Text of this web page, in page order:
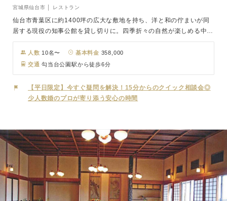
宮城県仙台市 │ レストラン
仙台市青葉区に約1400坪の広大な敷地を持ち、洋と和の佇まいが同
居する現役の知事公館を貸し切りに。四季折々の自然が楽しめる中庭
での挙式と、アンティークな内装や調度品が自慢の館内で家族・親族
中心の少人数での結婚式が叶います。歴史と気品を感じる迎賓館ウェ
ディングをどうぞ。{2026年11月までの結婚式が対象です)
人数 10名〜 基本料金 358,000
交通 勾当台公園駅から徒歩6分
【平日限定】今すぐ疑問を解決！15分からのクイック相談会◎
少人数婚のプロが寄り添う安心の時間